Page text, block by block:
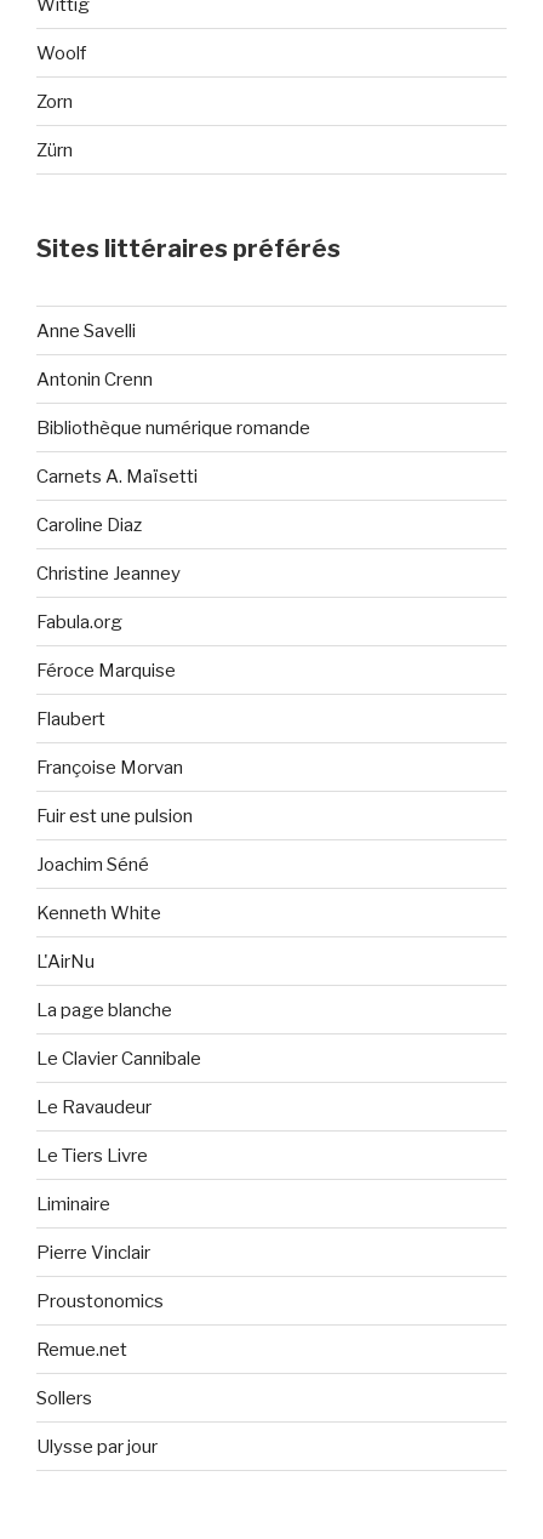
Wittig
Woolf
Zorn
Zürn
Sites littéraires préférés
Anne Savelli
Antonin Crenn
Bibliothèque numérique romande
Carnets A. Maïsetti
Caroline Diaz
Christine Jeanney
Fabula.org
Féroce Marquise
Flaubert
Françoise Morvan
Fuir est une pulsion
Joachim Séné
Kenneth White
L'AirNu
La page blanche
Le Clavier Cannibale
Le Ravaudeur
Le Tiers Livre
Liminaire
Pierre Vinclair
Proustonomics
Remue.net
Sollers
Ulysse par jour